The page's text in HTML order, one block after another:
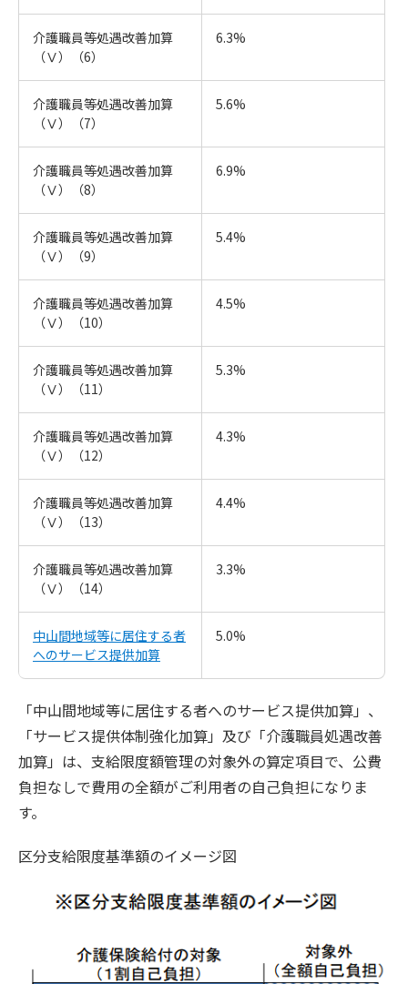
介護職員等処遇改善加算
（Ⅴ）（6）
6.3%
介護職員等処遇改善加算
（Ⅴ）（7）
5.6%
介護職員等処遇改善加算
（Ⅴ）（8）
6.9%
介護職員等処遇改善加算
（Ⅴ）（9）
5.4%
介護職員等処遇改善加算
（Ⅴ）（10）
4.5%
介護職員等処遇改善加算
（Ⅴ）（11）
5.3%
介護職員等処遇改善加算
（Ⅴ）（12）
4.3%
介護職員等処遇改善加算
（Ⅴ）（13）
4.4%
介護職員等処遇改善加算
（Ⅴ）（14）
3.3%
中山間地域等に居住する者
へのサービス提供加算
5.0%
「中山間地域等に居住する者へのサービス提供加算」、
「サービス提供体制強化加算」及び「介護職員処遇改善
加算」は、支給限度額管理の対象外の算定項目で、公費
負担なしで費用の全額がご利用者の自己負担になりま
す。
区分支給限度基準額のイメージ図